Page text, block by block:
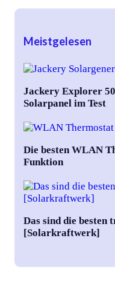
Meistgelesen
Jackery Explorer
Solarpanel im Test
Die besten WLAN
Funktion
Das sind die besten
[Solarkraftwerk]